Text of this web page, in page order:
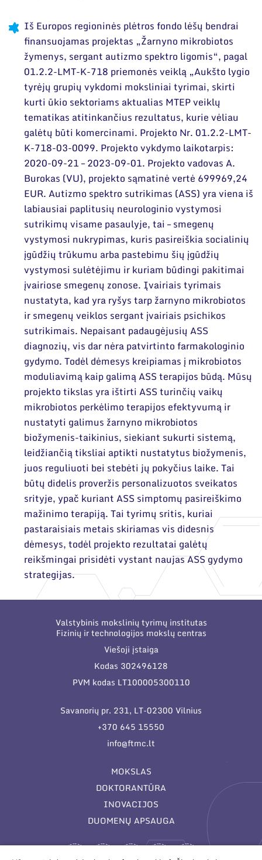
Iš Europos regioninės plėtros fondo lėšų bendrai
finansuojamas projektas „Žarnyno mikrobiotos
žymenys, sergant autizmo spektro ligomis“, pagal
01.2.2-LMT-K-718 priemonės veiklą „Aukšto lygio
tyrėjų grupių vykdomi moksliniai tyrimai, skirti
kurti ūkio sektoriams aktualias MTEP veiklų
tematikas atitinkančius rezultatus, kurie vėliau
galėtų būti komercinami. Projekto Nr. 01.2.2-LMT-
K-718-03-0099. Projekto vykdymo laikotarpis:
2020-09-21 – 2023-09-01. Projekto vadovas A.
Burokas (VU), projekto sąmatinė vertė 699969,24
EUR. Autizmo spektro sutrikimas (ASS) yra viena iš
labiausiai paplitusių neurologinio vystymosi
sutrikimų visame pasaulyje, tai – smegenų
vystymosi nukrypimas, kuris pasireiškia socialinių
įgūdžių trūkumu arba pastebimu šių įgūdžių
vystymosi sulėtėjimu ir kuriam būdingi pakitimai
įvairiose smegenų zonose. Įvairiais tyrimais
nustatyta, kad yra ryšys tarp žarnyno mikrobiotos
ir smegenų veiklos sergant įvairiais psichikos
sutrikimais. Nepaisant padaugėjusių ASS
diagnozių, vis dar nėra patvirtinto farmakologinio
gydymo. Todėl dėmesys kreipiamas į mikrobiotos
moduliavimą kaip galimą ASS terapijos būdą. Mūsų
projekto tikslas yra ištirti ASS turinčių vaikų
mikrobiotos perkėlimo terapijos efektyvumą ir
nustatyti galimus žarnyno mikrobiotos
biožymenis-taikinius, siekiant sukurti sistemą,
leidžiančią tiksliai aptikti nustatytus biožymenis,
juos reguliuoti bei stebėti jų pokyčius laike. Tai
būtų didelis proveržis personalizuotos sveikatos
srityje, ypač kuriant ASS simptomų pasireiškimo
mažinimo terapiją. Tai tyrimų sritis, kuriai
pastaraisiais metais skiriamas vis didesnis
dėmesys, todėl projekto rezultatai galėtų
reikšmingai prisidėti vystant naujas ASS gydymo
strategijas.
Valstybinis mokslinių tyrimų institutas
Fizinių ir technologijos mokslų centras
Viešoji įstaiga
Kodas 302496128
PVM kodas LT100005300110
Savanorių pr. 231, LT-02300 Vilnius
+370 645 15550
info@ftmc.lt
MOKSLAS
DOKTORANTŪRA
INOVACIJOS
DUOMENŲ APSAUGA